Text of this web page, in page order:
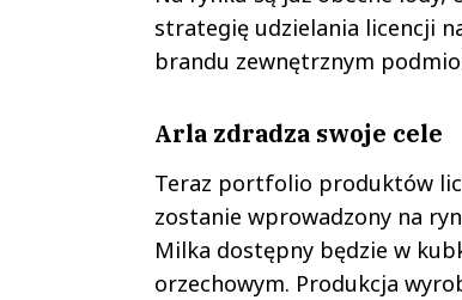
strategię udzielania licencji
brandu zewnętrznym
Arla zdradza swoje cele
Teraz portfolio produktów
zostanie wprowadzony na
Milka dostępny będzie w
orzechowym. Produkcja